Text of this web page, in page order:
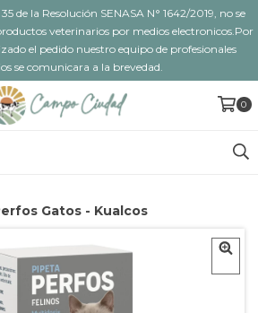
de la Resolución SENASA N° 1642/2019, no se
veterinarios por medios electronicos.Por
el pedido nuestro equipo de profesionales
se comunicara a la brevedad.
0
Gatos - Kualcos